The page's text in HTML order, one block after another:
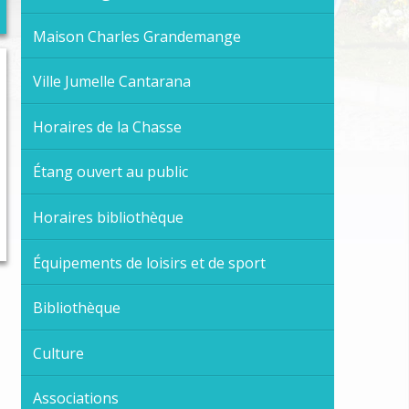
et espaces publics
des animaux domestiques
Maison Charles Grandemange
Ville Jumelle Cantarana
Horaires de la Chasse
Étang ouvert au public
Horaires bibliothèque
Équipements de loisirs et de sport
Bibliothèque
Culture
Associations